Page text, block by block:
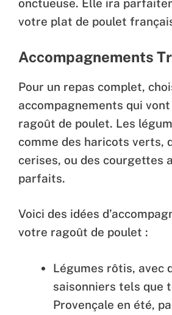
onctueuse. Elle ira
votre plat de poulet
Accompagnements
Pour un repas complet,
accompagnements qui
ragoût de poulet. Les
comme des haricots verts,
cerises, ou des courgettes
parfaits.
Voici des idées
votre ragoût de poulet :
Légumes rôtis, avec
saisonniers tels que
Provençale en été,